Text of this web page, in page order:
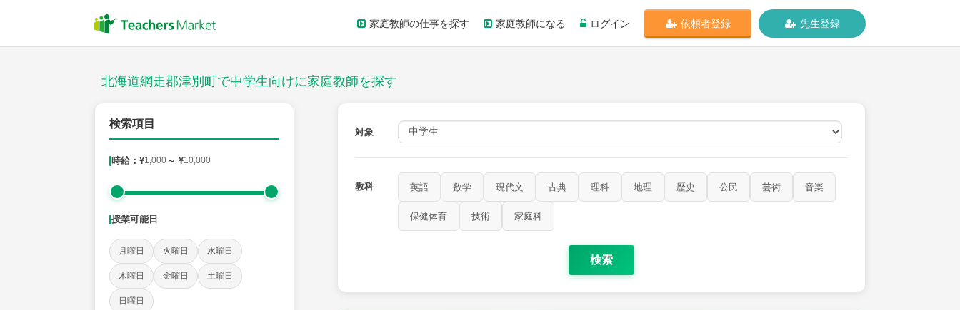
家庭教師の仕事を探す 家庭教師になる ログイン 依頼者登録 先生登録
北海道網走郡津別町で中学生向けに家庭教師を探す
検索項目
時給：¥1,000～ ¥10,000
授業可能日
月曜日 火曜日 水曜日
木曜日 金曜日 土曜日
日曜日
対象
教科 英語 数学 現代文 古典 理科 地理 歴史 公民 芸術 音楽
保健体育 技術 家庭科
検索
授業スタイル
数学 現代文 古典 家庭科
時給：¥1,000 ～ ¥10,000